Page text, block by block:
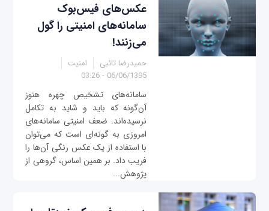
عکس‌های فیس‌بوک
سامانه‌های امنیتی را گول
می‌زنند!
حمیدرضا تائبی
امنیت
06/06/1395 - 03:26
سامانه‌های تشخیص چهره هنوز
آن‌گونه که باید و شاید به تکامل
نرسیده‌اند. ضعف امنیتی سامانه‌های
امروزی به گونه‌ای است که می‌توان
با استفاده از یک عکس رنگی آن‌ها را
فریب داد. بر همین اساس، گروهی از
پژوهش...